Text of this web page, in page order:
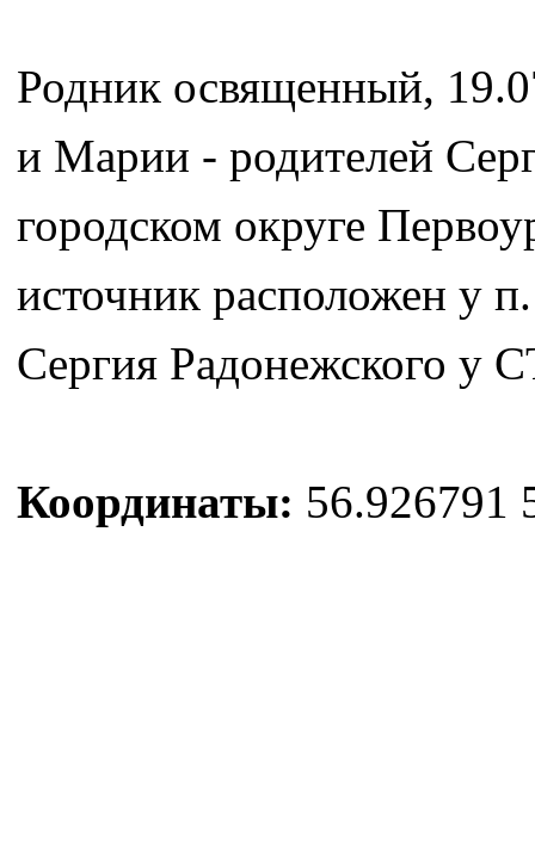
Родник освященный,
и Марии - родителей
городском округе
источник расположен у
Сергия Радонежского у
Координаты: 56.926791